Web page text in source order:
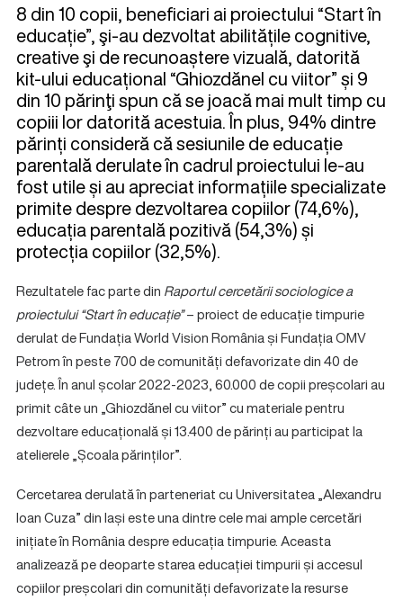
8 din 10 copii, beneficiari ai proiectului “Start în
educație”, şi-au dezvoltat abilitățile cognitive,
creative şi de recunoaștere vizuală, datorită
kit-ului educațional “Ghiozdănel cu viitor” și 9
din 10 părinţi spun că se joacă mai mult timp cu
copiii lor datorită acestuia. În plus, 94% dintre
părinți consideră că sesiunile de educație
parentală derulate în cadrul proiectului le-au
fost utile și au apreciat informațiile specializate
primite despre dezvoltarea copiilor (74,6%),
educația parentală pozitivă (54,3%) și
protecția copiilor (32,5%).
Rezultatele fac parte din Raportul cercetării sociologice a
proiectului “Start în educație”– proiect de educație timpurie
derulat de Fundația World Vision România și Fundația OMV
Petrom în peste 700 de comunități defavorizate din 40 de
județe. În anul școlar 2022-2023, 60.000 de copii preșcolari au
primit câte un „Ghiozdănel cu viitor” cu materiale pentru
dezvoltare educațională și 13.400 de părinți au participat la
atelierele „Școala părinților”.
Cercetarea derulată în parteneriat cu Universitatea „Alexandru
Ioan Cuza” din Iași este una dintre cele mai ample cercetări
inițiate în România despre educația timpurie. Aceasta
analizează pe deoparte starea educației timpurii și accesul
copiilor preșcolari din comunități defavorizate la resurse